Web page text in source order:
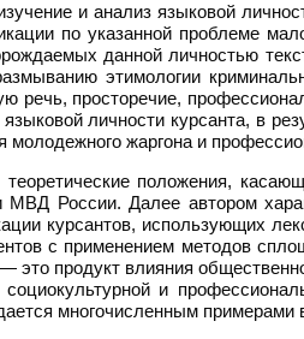
и анализ языковой
по указанной проблеме
данной личностью
этимологии
речь, просторечие,
личности курсанта, в
жаргона и
положения,
МВД России. Далее автором
курсантов, использующих
с применением методов
продукт влияния
и
многочисленным примерами